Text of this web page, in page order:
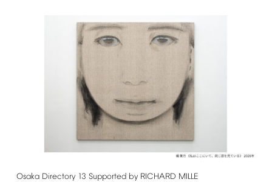
Osaka Directory 13 Supported by RICHARD MILLE